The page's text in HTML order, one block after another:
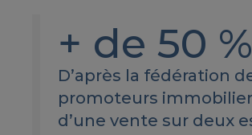
+ de 50 %
D’après la fédération
promoteurs
d’une vente sur deux